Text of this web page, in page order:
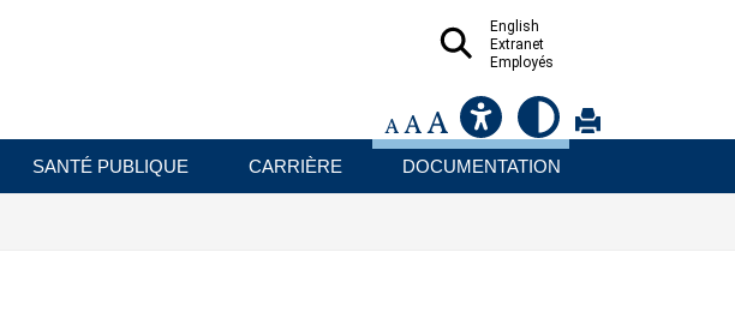
English
Extranet
Employés
SANTÉ PUBLIQUE CARRIÈRE DOCUMENTATION